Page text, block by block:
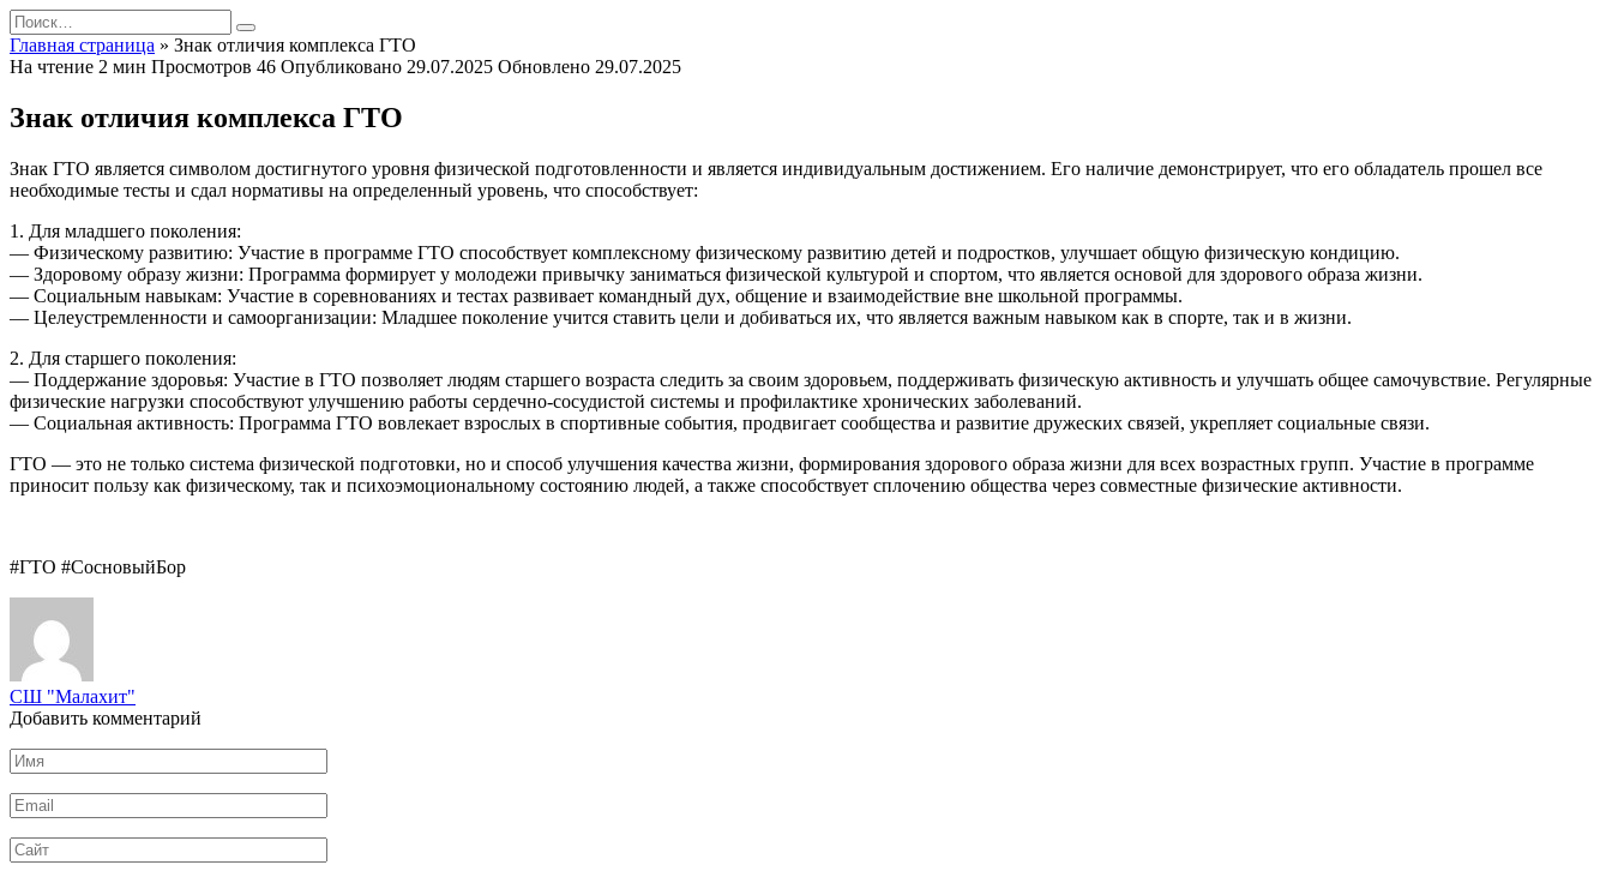
Перейти
к
содержанию
Search
for:
Главная страница » Знак отличия комплекса ГТО
На чтение 2 мин Просмотров 46 Опубликовано 29.07.2025 Обновлено 29.07.2025
Знак отличия комплекса ГТО
Знак ГТО является символом достигнутого уровня физической подготовленности и является индивидуальным достижением. Его наличие демонстрирует, что его обладатель прошел все
необходимые тесты и сдал нормативы на определенный уровень, что способствует:
1. Для младшего поколения:
— Физическому развитию: Участие в программе ГТО способствует комплексному физическому развитию детей и подростков, улучшает общую физическую кондицию.
— Здоровому образу жизни: Программа формирует у молодежи привычку заниматься физической культурой и спортом, что является основой для здорового образа жизни.
— Социальным навыкам: Участие в соревнованиях и тестах развивает командный дух, общение и взаимодействие вне школьной программы.
— Целеустремленности и самоорганизации: Младшее поколение учится ставить цели и добиваться их, что является важным навыком как в спорте, так и в жизни.
2. Для старшего поколения:
— Поддержание здоровья: Участие в ГТО позволяет людям старшего возраста следить за своим здоровьем, поддерживать физическую активность и улучшать общее самочувствие. Регулярные
физические нагрузки способствуют улучшению работы сердечно-сосудистой системы и профилактике хронических заболеваний.
— Социальная активность: Программа ГТО вовлекает взрослых в спортивные события, продвигает сообщества и развитие дружеских связей, укрепляет социальные связи.
ГТО — это не только система физической подготовки, но и способ улучшения качества жизни, формирования здорового образа жизни для всех возрастных групп. Участие в программе
приносит пользу как физическому, так и психоэмоциональному состоянию людей, а также способствует сплочению общества через совместные физические активности.
#ГТО #СосновыйБор
СШ "Малахит"
Добавить комментарий
Имя
*
Email
*
Сайт